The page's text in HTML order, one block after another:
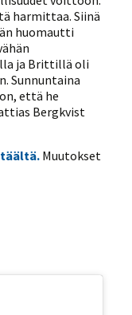
harmittaa. Siinä
huomautti
ja Brittillä oli
Sunnuntaina
että he
Bergkvist
täältä. Muutokset